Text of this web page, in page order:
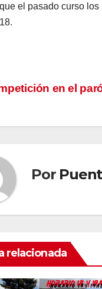
el pasado curso
en el
Por
relacionada